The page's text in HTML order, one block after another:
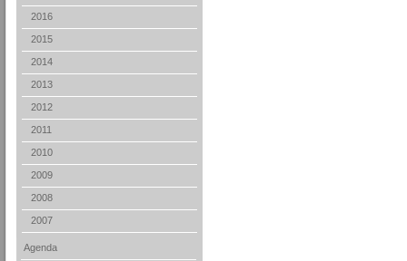
2016
2015
2014
2013
2012
2011
2010
2009
2008
2007
Agenda